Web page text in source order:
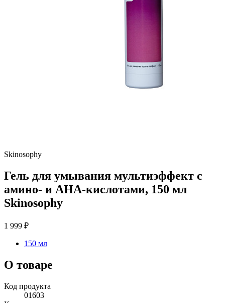
Skinosophy
Гель для умывания мультиэффект с
амино- и АНА-кислотами, 150 мл
Skinosophy
1 999 ₽
150 мл
О товаре
Код продукта
01603